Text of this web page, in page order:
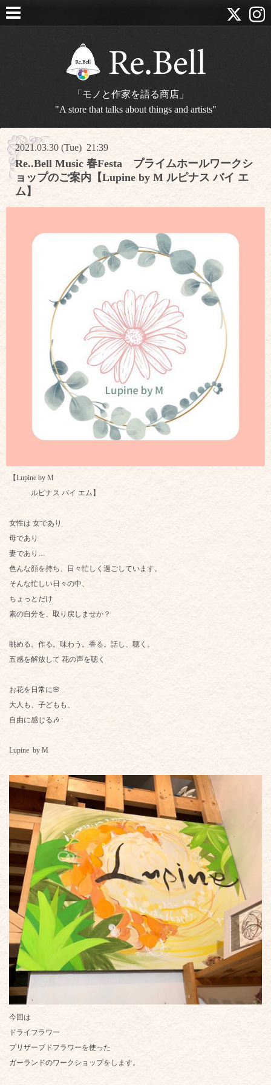
「モノと作家を語る商店」
"A store that talks about things and artists"
2021.03.30 (Tue) 21:39
Re..Bell Music 春Festa プライムホールワークシ
ョップのご案内【Lupine by M ルピナス バイ エ
ム】
【Lupine by M
ルピナス バイ エム】
女性は 女であり
母であり
妻であり…
色んな顔を持ち、日々忙しく過ごしています。
そんな忙しい日々の中、
ちょっとだけ
素の自分を、取り戻しませか？
眺める。作る。味わう。香る。話し、聴く。
五感を解放して 花の声を聴く
お花を日常に🌸
大人も、子どもも、
自由に感じる🎶
Lupine by M
今回は
ドライフラワー
プリザーブドフラワーを使った
ガーランドのワークショップをします。